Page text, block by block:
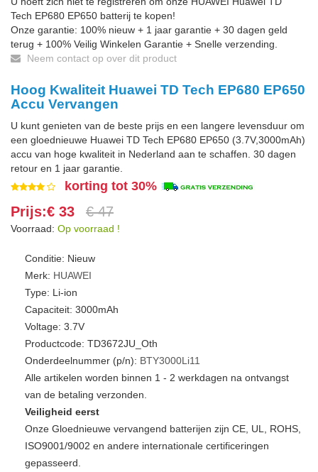
Tech EP680 EP650 batterij te kopen!
Onze garantie: 100% nieuw + 1 jaar garantie + 30 dagen geld
terug + 100% Veilig Winkelen Garantie + Snelle verzending.
Neem contact op over dit product
Hoog Kwaliteit Huawei TD Tech EP680 EP650
Accu Vervangen
U kunt genieten van de beste prijs en een langere levensduur om
een gloednieuwe Huawei TD Tech EP680 EP650 (3.7V,3000mAh)
accu van hoge kwaliteit in Nederland aan te schaffen. 30 dagen
retour en 1 jaar garantie.
korting tot 30%
Prijs:€ 33 € 47
Voorraad: Op voorraad !
Conditie: Nieuw
Merk: HUAWEI
Type: Li-ion
Capaciteit: 3000mAh
Voltage: 3.7V
Productcode: TD3672JU_Oth
Onderdeelnummer (p/n): BTY3000Li11
Alle artikelen worden binnen 1 - 2 werkdagen na ontvangst
van de betaling verzonden.
Veiligheid eerst
Onze Gloednieuwe vervangend batterijen zijn CE, UL, ROHS,
ISO9001/9002 en andere internationale certificeringen
gepasseerd.